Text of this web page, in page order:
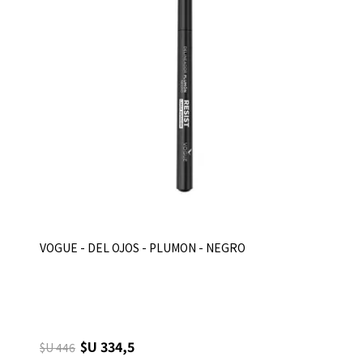
VOGUE - DEL OJOS - PLUMON - NEGRO
$U 446 $U 334,5